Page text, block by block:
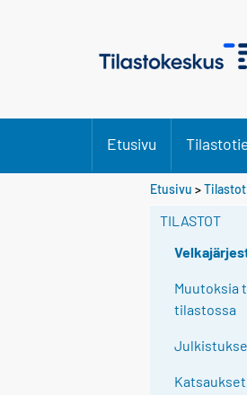
Etusivu
Etusivu >Tilastot
TILASTOT
Muutoksia
tilastossa
Katsaukset